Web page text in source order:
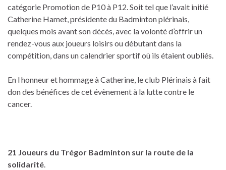
catégorie Promotion de P10 à P12. Soit tel que l’avait initié
Catherine Hamet, présidente du Badminton plérinais,
quelques mois avant son décès, avec la volonté d’offrir un
rendez-vous aux joueurs loisirs ou débutant dans la
compétition, dans un calendrier sportif où ils étaient oubliés.
En l honneur et hommage à Catherine, le club Plérinais à fait
don des bénéfices de cet évènement à la lutte contre le
cancer.
21 Joueurs du Trégor Badminton sur la route de la
solidarité.